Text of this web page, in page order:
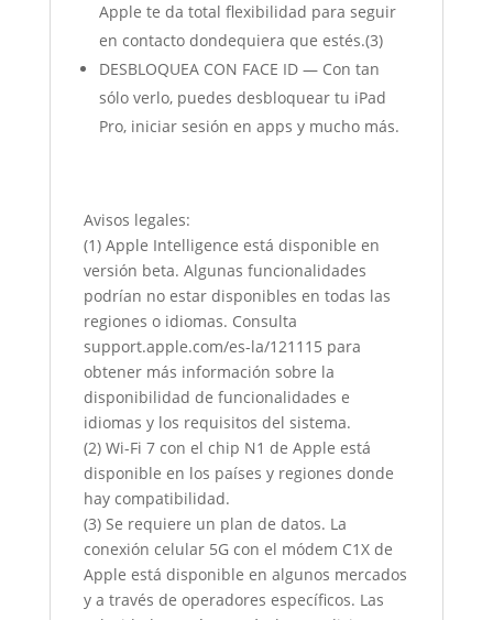
Apple te da total flexibilidad para seguir
en contacto dondequiera que estés.(3)
DESBLOQUEA CON FACE ID — Con tan
sólo verlo, puedes desbloquear tu iPad
Pro, iniciar sesión en apps y mucho más.
Avisos legales:
(1) Apple Intelligence está disponible en
versión beta. Algunas funcionalidades
podrían no estar disponibles en todas las
regiones o idiomas. Consulta
support.apple.com/es-la/121115 para
obtener más información sobre la
disponibilidad de funcionalidades e
idiomas y los requisitos del sistema.
(2) Wi-Fi 7 con el chip N1 de Apple está
disponible en los países y regiones donde
hay compatibilidad.
(3) Se requiere un plan de datos. La
conexión celular 5G con el módem C1X de
Apple está disponible en algunos mercados
y a través de operadores específicos. Las